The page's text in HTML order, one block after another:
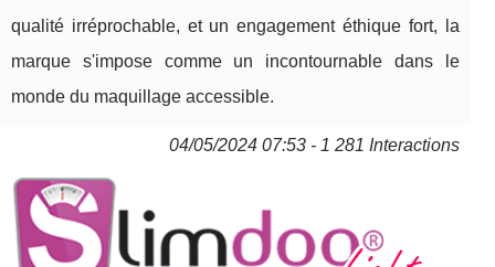
qualité irréprochable, et un engagement éthique fort, la
marque s'impose comme un incontournable dans le
monde du maquillage accessible.
04/05/2024 07:53 - 1 281 Interactions